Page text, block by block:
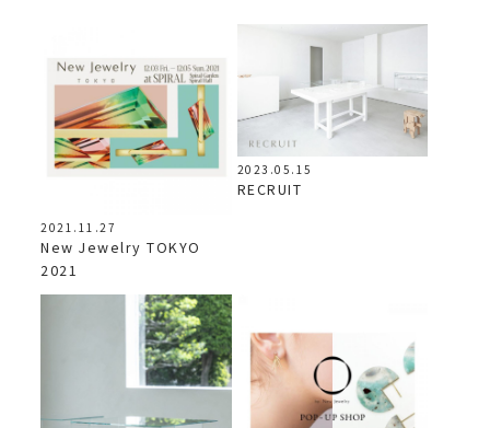
2021.11.27
New Jewelry TOKYO
2021
2023.05.15
RECRUIT